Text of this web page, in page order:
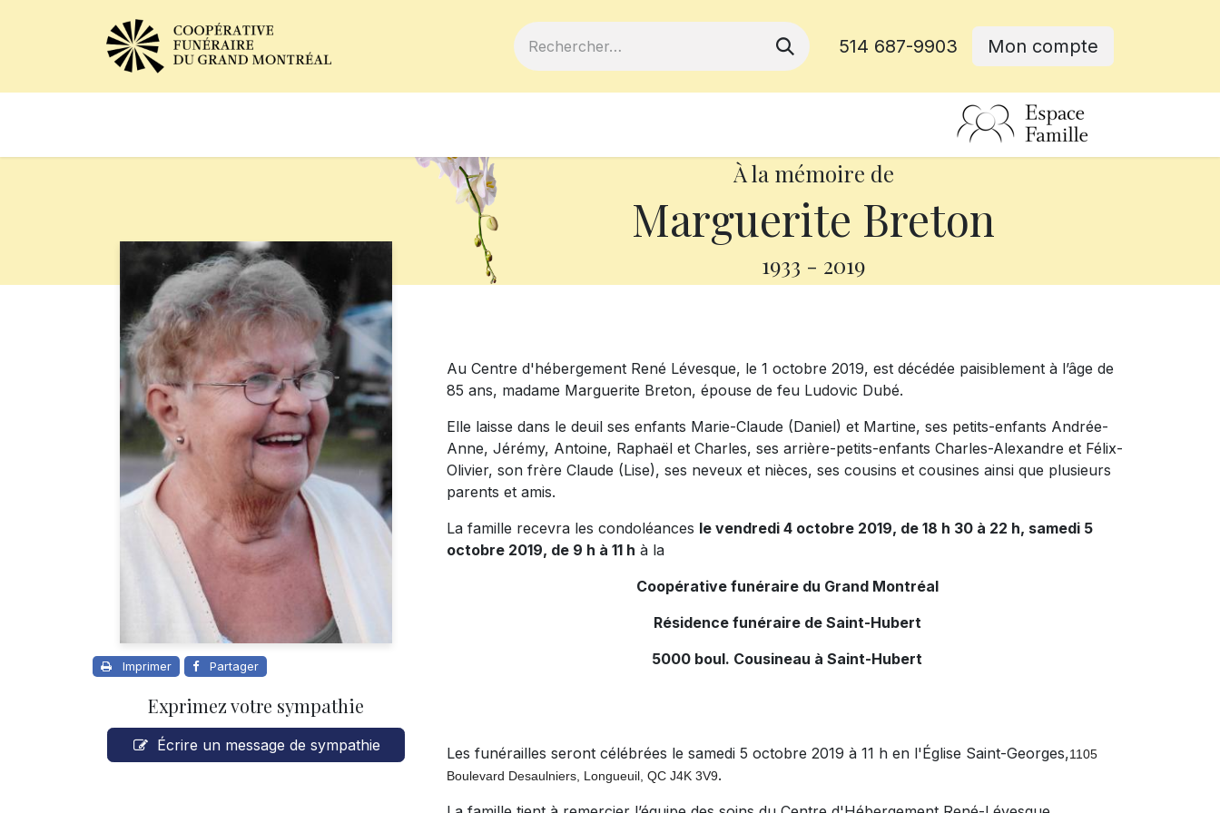
514 687-9903 Mon compte
À la mémoire de
Marguerite Breton
1933 - 2019
Imprimer Partager
Exprimez votre sympathie
Écrire un message de sympathie
Au Centre d'hébergement René Lévesque, le 1 octobre 2019, est décédée paisiblement à l’âge de
85 ans, madame Marguerite Breton, épouse de feu Ludovic Dubé.
Elle laisse dans le deuil ses enfants Marie-Claude (Daniel) et Martine, ses petits-enfants Andrée-
Anne, Jérémy, Antoine, Raphaël et Charles, ses arrière-petits-enfants Charles-Alexandre et Félix-
Olivier, son frère Claude (Lise), ses neveux et nièces, ses cousins et cousines ainsi que plusieurs
parents et amis.
La famille recevra les condoléances le vendredi 4 octobre 2019, de 18 h 30 à 22 h, samedi 5
octobre 2019, de 9 h à 11 h à la
Coopérative funéraire du Grand Montréal
Résidence funéraire de Saint-Hubert
5000 boul. Cousineau à Saint-Hubert
Les funérailles seront célébrées le samedi 5 octobre 2019 à 11 h en l'Église Saint-Georges,1105
Boulevard Desaulniers, Longueuil, QC J4K 3V9.